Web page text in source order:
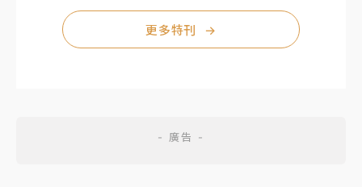
更多特刊 →